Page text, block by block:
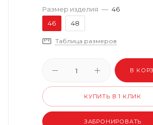
Размер изделия — 46
46
48
Таблица размеров
В
КУПИТЬ В 1 КЛИК
ЗАБРОНИРОВАТЬ